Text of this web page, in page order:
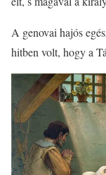
A genovai hajós
hitben volt, hogy a